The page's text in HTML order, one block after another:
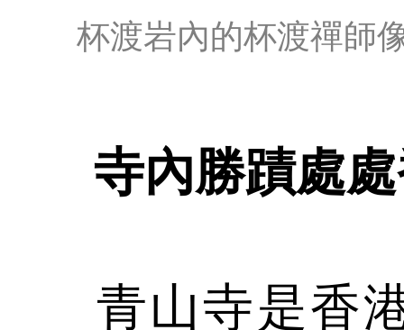
杯渡岩內的杯渡禪師
寺內勝蹟處
青山寺是香